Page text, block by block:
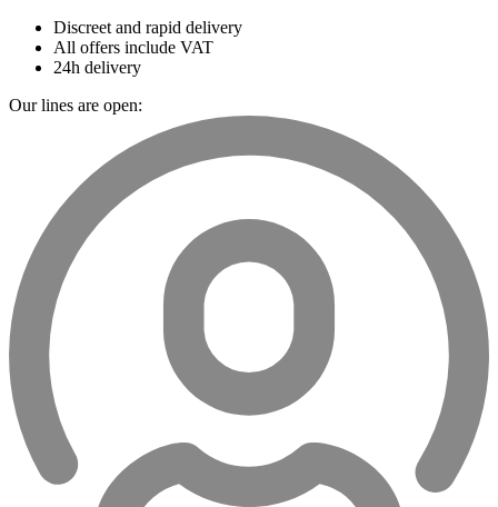
Discreet and rapid delivery
All offers include VAT
24h delivery
Our lines are open: